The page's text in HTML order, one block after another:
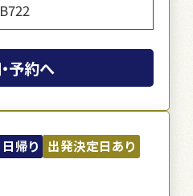
予約へ
日帰り 出発決定日あり